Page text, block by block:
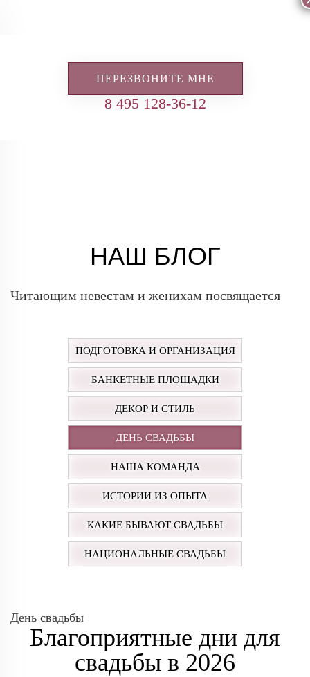
ПЕРЕЗВОНИТЕ МНЕ
8 495 128-36-12
НАШ БЛОГ
Читающим невестам и женихам посвящается
ПОДГОТОВКА И ОРГАНИЗАЦИЯ
БАНКЕТНЫЕ ПЛОЩАДКИ
ДЕКОР И СТИЛЬ
ДЕНЬ СВАДЬБЫ
НАША КОМАНДА
ИСТОРИИ ИЗ ОПЫТА
КАКИЕ БЫВАЮТ СВАДЬБЫ
НАЦИОНАЛЬНЫЕ СВАДЬБЫ
День свадьбы
Благоприятные дни для
свадьбы в 2026